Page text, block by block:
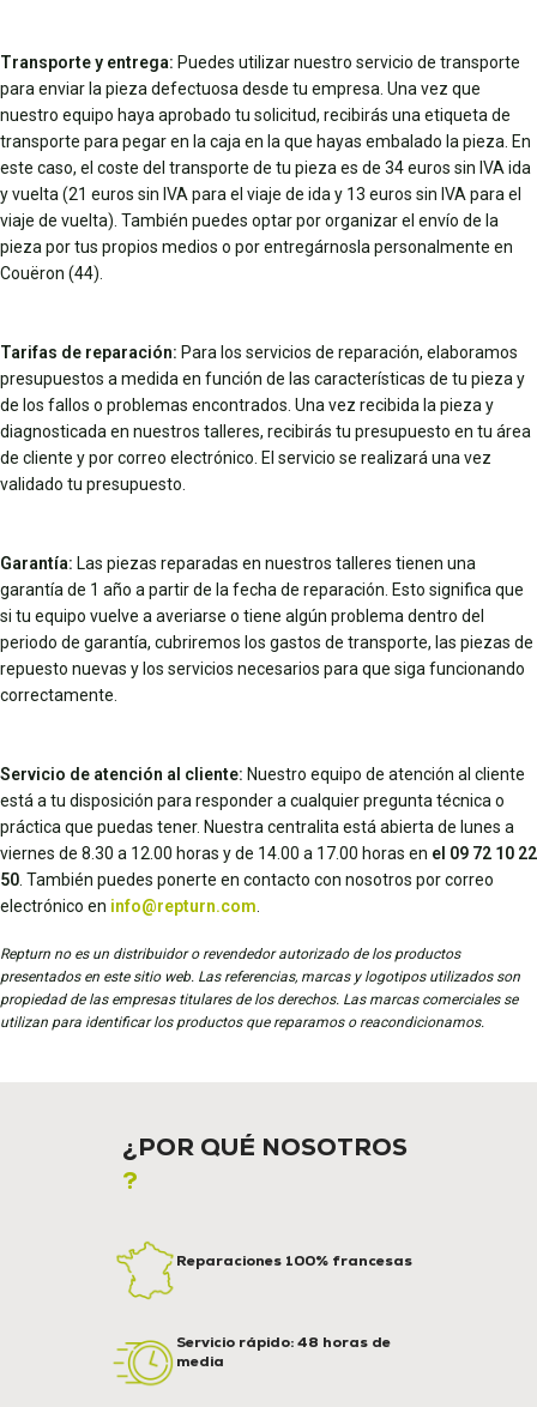
Transporte y entrega: Puedes utilizar nuestro servicio de transporte
para enviar la pieza defectuosa desde tu empresa. Una vez que
nuestro equipo haya aprobado tu solicitud, recibirás una etiqueta de
transporte para pegar en la caja en la que hayas embalado la pieza. En
este caso, el coste del transporte de tu pieza es de 34 euros sin IVA ida
y vuelta (21 euros sin IVA para el viaje de ida y 13 euros sin IVA para el
viaje de vuelta). También puedes optar por organizar el envío de la
pieza por tus propios medios o por entregárnosla personalmente en
Couëron (44).
Tarifas de reparación: Para los servicios de reparación, elaboramos
presupuestos a medida en función de las características de tu pieza y
de los fallos o problemas encontrados. Una vez recibida la pieza y
diagnosticada en nuestros talleres, recibirás tu presupuesto en tu área
de cliente y por correo electrónico. El servicio se realizará una vez
validado tu presupuesto.
Garantía: Las piezas reparadas en nuestros talleres tienen una
garantía de 1 año a partir de la fecha de reparación. Esto significa que
si tu equipo vuelve a averiarse o tiene algún problema dentro del
periodo de garantía, cubriremos los gastos de transporte, las piezas de
repuesto nuevas y los servicios necesarios para que siga funcionando
correctamente.
Servicio de atención al cliente: Nuestro equipo de atención al cliente
está a tu disposición para responder a cualquier pregunta técnica o
práctica que puedas tener. Nuestra centralita está abierta de lunes a
viernes de 8.30 a 12.00 horas y de 14.00 a 17.00 horas en el 09 72 10 22
50 . También puedes ponerte en contacto con nosotros por correo
electrónico en info@repturn.com
Repturn no es un distribuidor o revendedor autorizado de los productos
presentados en este sitio web. Las referencias, marcas y logotipos utilizados son
propiedad de las empresas titulares de los derechos. Las marcas comerciales se
utilizan para identificar los productos que reparamos o reacondicionamos.
¿POR QUÉ NOSOTROS
?
Reparaciones 100% francesas
Servicio rápido: 48 horas de
media